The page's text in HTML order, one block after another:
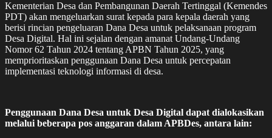
Kementerian Desa dan Pembangunan Daerah Tertinggal (Kemendes
PDT) akan mengeluarkan surat kepada para kepala daerah yang
berisi rincian pengeluaran Dana Desa untuk pelaksanaan program
Desa Digital. Hal ini sejalan dengan amanat Undang-Undang
Nomor 62 Tahun 2024 tentang APBN Tahun 2025, yang
memprioritaskan penggunaan Dana Desa untuk percepatan
implementasi teknologi informasi di desa.
Penggunaan Dana Desa untuk Desa Digital dapat dialokasikan
melalui beberapa pos anggaran dalam APBDes, antara lain: